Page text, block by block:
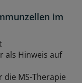
im
als Hinweis auf
die MS-Therapie